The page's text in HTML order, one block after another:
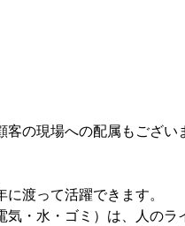
の現場への配属もござ
渡って活躍できます。
・水・ゴミ）は、人のラ